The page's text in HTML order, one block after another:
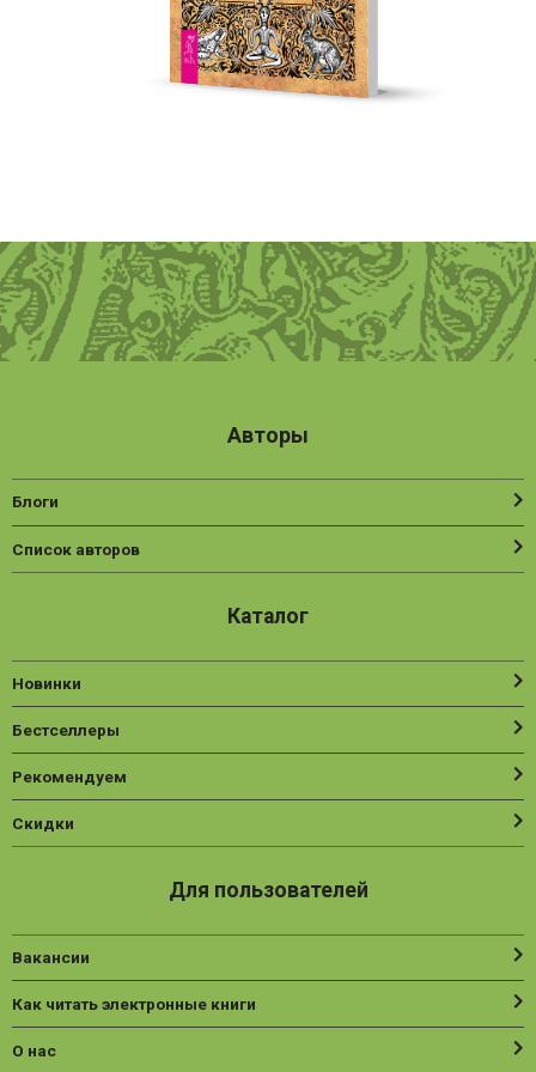
Авторы
Блоги
Список авторов
Каталог
Новинки
Бестселлеры
Рекомендуем
Скидки
Для пользователей
Вакансии
Как читать электронные книги
О нас